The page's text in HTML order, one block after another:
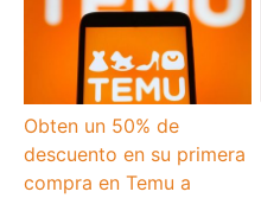
Obten un 50% de
descuento en su primera
compra en Temu a